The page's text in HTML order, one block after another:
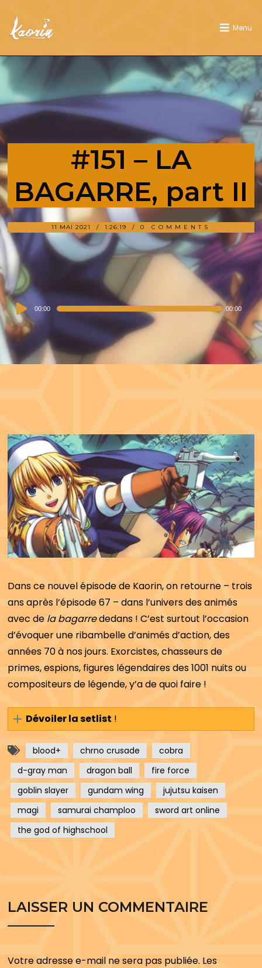
Menu
#151 – LA
BAGARRE, part II
11 MAI 2021 1:26:19 0 COMMENTS
Audio
Player
00:00 00:00
Dans ce nouvel épisode de Kaorin, on retourne – trois
ans après l’épisode 67 – dans l’univers des animés
avec de la bagarrededans ! C’est surtout l’occasion
d’évoquer une ribambelle d’animés d’action, des
années 70 à nos jours. Exorcistes, chasseurs de
primes, espions, figures légendaires des 1001 nuits ou
compositeurs de légende, y’a de quoi faire !
Dévoiler la setlist !
blood+ chrno crusade
cobra
d-gray man
dragon ball
fire force
goblin slayer
gundam wing
jujutsu kaisen
magi
samurai champloo
sword art online
the god of highschool
LAISSER UN COMMENTAIRE
Votre adresse e-mail ne sera pas publiée. Les